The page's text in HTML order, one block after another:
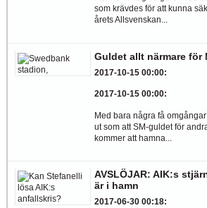
som krävdes för att kunna
årets Allsvenskan...
Guldet allt närmare för
2017-10-15 00:00:
2017-10-15 00:00:
Med bara några få
ut som att SM-guldet för
kommer att hamna...
AVSLÖJAR: AIK:s
är i hamn
2017-06-30 00:18: